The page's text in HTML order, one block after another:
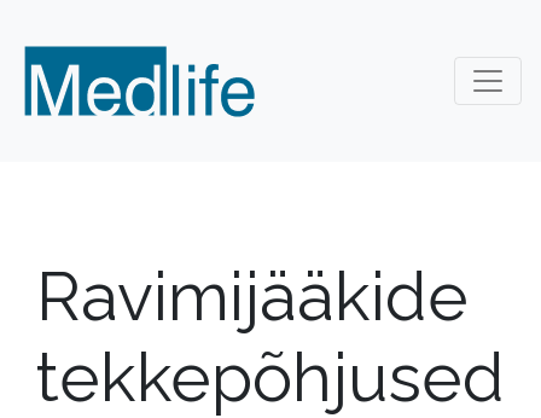
Ravimijääkide
tekkepõhjused